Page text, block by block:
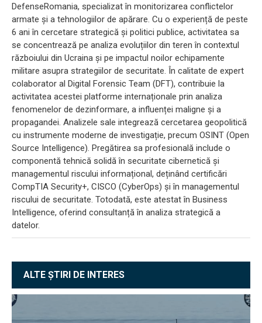
DefenseRomania, specializat în monitorizarea conflictelor
armate și a tehnologiilor de apărare. Cu o experiență de peste
6 ani în cercetare strategică și politici publice, activitatea sa
se concentrează pe analiza evoluțiilor din teren în contextul
războiului din Ucraina și pe impactul noilor echipamente
militare asupra strategiilor de securitate. În calitate de expert
colaborator al Digital Forensic Team (DFT), contribuie la
activitatea acestei platforme internaționale prin analiza
fenomenelor de dezinformare, a influenței maligne și a
propagandei. Analizele sale integrează cercetarea geopolitică
cu instrumente moderne de investigație, precum OSINT (Open
Source Intelligence). Pregătirea sa profesională include o
componentă tehnică solidă în securitate cibernetică și
managementul riscului informațional, deținând certificări
CompTIA Security+, CISCO (CyberOps) și în managementul
riscului de securitate. Totodată, este atestat în Business
Intelligence, oferind consultanță în analiza strategică a
datelor.
ALTE ȘTIRI DE INTERES